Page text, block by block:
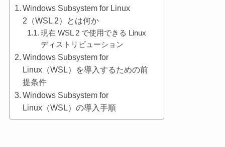
Windows Subsystem for Linux
2（WSL 2）とは何か
現在 WSL 2 で使用できる Linux
ディストリビューション
Windows Subsystem for
Linux（WSL）を導入するための前
提条件
Windows Subsystem for
Linux（WSL）の導入手順